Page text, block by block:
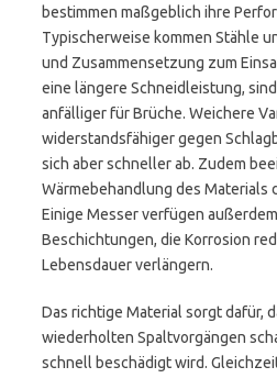
bestimmen maßgeblich ihre
Typischerweise kommen Stähle
und Zusammensetzung zum
eine längere Schneidleistung,
anfälliger für Brüche. Weichere
widerstandsfähiger gegen
sich aber schneller ab. Zudem
Wärmebehandlung des Materials
Einige Messer verfügen
Beschichtungen, die Korrosion
Lebensdauer verlängern.
Das richtige Material sorgt dafür,
wiederholten Spaltvorgängen
schnell beschädigt wird.